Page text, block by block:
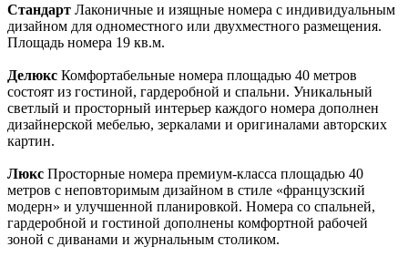
Стандарт Лаконичные и изящные номера с индивидуальным
дизайном для одноместного или двухместного размещения.
Площадь номера 19 кв.м.
Делюкс Комфортабельные номера площадью 40 метров
состоят из гостиной, гардеробной и спальни. Уникальный
светлый и просторный интерьер каждого номера дополнен
дизайнерской мебелью, зеркалами и оригиналами авторских
картин.
Люкс Просторные номера премиум-класса площадью 40
метров с неповторимым дизайном в стиле «французский
модерн» и улучшенной планировкой. Номера со спальней,
гардеробной и гостиной дополнены комфортной рабочей
зоной с диванами и журнальным столиком.